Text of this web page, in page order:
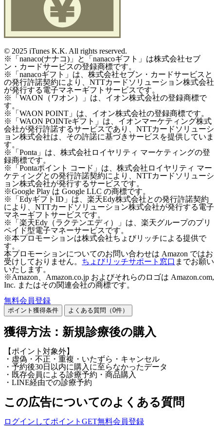
© 2025 iTunes K.K. All rights reserved.
※「nanaco(ナナコ)」と「nanacoギフト」は株式会社セブ
ン・カードサービスの登録商標です。
※「nanacoギフト」は、株式会社セブン・カードサービスと
の発行許諾契約により、NTTカードソリューション株式会社
が発行する電子マネーギフトサービスです。
※「WAON（ワオン）」は、イオン株式会社の登録商標で
す。
※「WAON POINT」は、イオン株式会社の登録商標です。
※「WAON POINTeギフト」は、イオンマーケティング株式
会社が発行許諾するサービスであり、NTTカードソリューシ
ョン株式会社は、その許諾に基づきサービスを提供していま
す。
※「Ponta」は、株式会社ロイヤリティ マーケティングの登
録商標です。
※「Pontaポイント コード」は、株式会社ロイヤリティ マー
ケティングとの発行許諾契約により、NTTカードソリューシ
ョン株式会社が発行するサービスです。
※Google Play は Google LLC の商標です。
※「EdyギフトID」は、楽天Edy株式会社との発行許諾契約
により、NTTカードソリューション株式会社が発行する電子
マネーギフトサービスです。
※「楽天Edy（ラクテンエディ）」は、楽天グループのプリ
ペイド型電子マネーサービスです。
※本プロモーションは株式会社ちょびリッチによる提供で
す。
本プロモーションについてのお問い合わせは Amazon ではお
受けしておりません。 ちょびリッチサポート窓口 までお願い
いたします。
※Amazon、Amazon.co.jp およびそれらのロゴは Amazon.com,
Inc. またはその関連会社の商標です。
無料会員登録
ポイント獲得条件 よくある質問（0件）
獲得方法：新規診療後の購入
【ポイント対象外】
・虚偽・不正・重複・いたずら・キャンセル
・予約後30日以内に購入に至らなかったデータ
・既存会員による診療予約・商品購入
・LINE経由での診療予約
この広告についてのよくある質問
ログインしてポイントGET無料会員登録